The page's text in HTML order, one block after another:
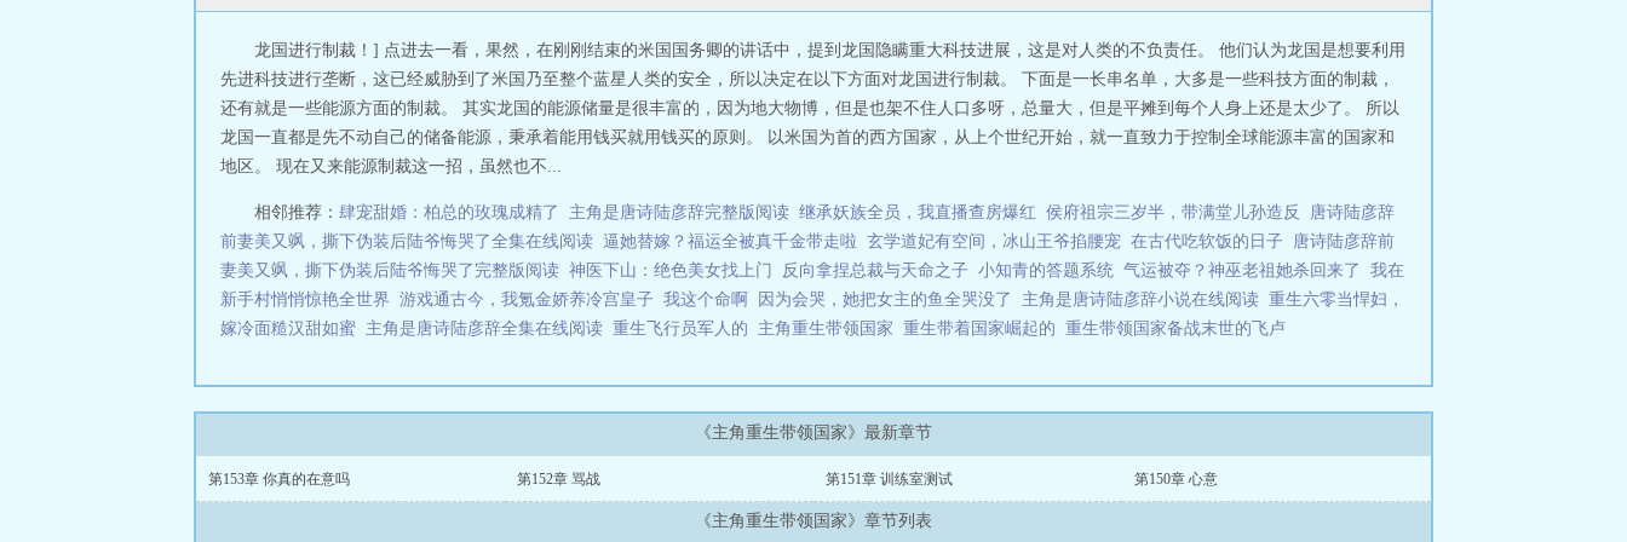
龙国进行制裁！] 点进去一看，果然，在刚刚结束的米国国务卿的讲话中，提到龙国隐瞒重大科技进展，这是对人类的不负责任。 他们认为龙国是想要利用
先进科技进行垄断，这已经威胁到了米国乃至整个蓝星人类的安全，所以决定在以下方面对龙国进行制裁。 下面是一长串名单，大多是一些科技方面的制裁，
还有就是一些能源方面的制裁。 其实龙国的能源储量是很丰富的，因为地大物博，但是也架不住人口多呀，总量大，但是平摊到每个人身上还是太少了。 所以
龙国一直都是先不动自己的储备能源，秉承着能用钱买就用钱买的原则。 以米国为首的西方国家，从上个世纪开始，就一直致力于控制全球能源丰富的国家和
地区。 现在又来能源制裁这一招，虽然也不...
相邻推荐： 肆宠甜婚：柏总的玫瑰成精了 主角是唐诗陆彦辞完整版阅读 继承妖族全员，我直播查房爆红 侯府祖宗三岁半，带满堂儿孙造反
唐诗陆彦辞
前妻美又飒，撕下伪装后陆爷悔哭了全集在线阅读 逼她替嫁？福运全被真千金带走啦 玄学道妃有空间，冰山王爷掐腰宠 在古代吃软饭的日子
唐诗陆彦辞前
妻美又飒，撕下伪装后陆爷悔哭了完整版阅读 神医下山：绝色美女找上门 反向拿捏总裁与天命之子 小知青的答题系统 气运被夺？神巫老祖她杀回来了
我在
新手村悄悄惊艳全世界 游戏通古今，我氪金娇养冷宫皇子 我这个命啊 因为会哭，她把女主的鱼全哭没了 主角是唐诗陆彦辞小说在线阅读 重生六零当悍妇，
嫁冷面糙汉甜如蜜 主角是唐诗陆彦辞全集在线阅读 重生飞行员军人的 主角重生带领国家 重生带着国家崛起的 重生带领国家备战末世的飞卢
《主角重生带领国家》最新章节
第153章 你真的在意吗 第152章 骂战 第151章 训练室测试 第150章 心意
《主角重生带领国家》章节列表